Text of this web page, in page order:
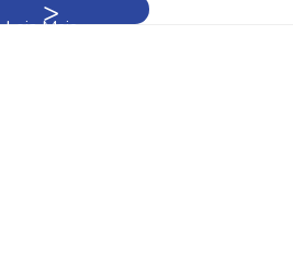
Leia Mais »